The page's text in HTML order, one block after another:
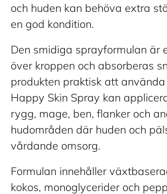
och huden kan behöva extra
en god kondition.
Den smidiga sprayformulan är
över kroppen och absorberas
produkten praktisk att
Happy Skin Spray kan
rygg, mage, ben, flanker och
hudområden där huden och
vårdande omsorg.
Formulan innehåller
kokos, monoglycerider och